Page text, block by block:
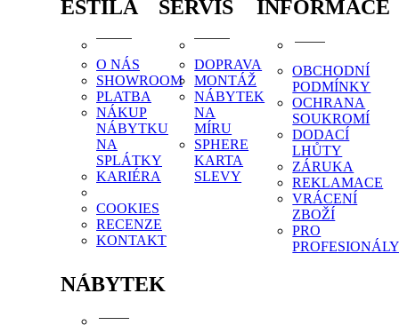
ESTILA
O NÁS
SHOWROOM
PLATBA
NÁKUP
NÁBYTKU
NA
SPLÁTKY
KARIÉRA
COOKIES
RECENZE
KONTAKT
SERVIS
DOPRAVA
MONTÁŽ
NÁBYTEK
NA
MÍRU
SPHERE
KARTA
SLEVY
INFORMACE
OBCHODNÍ
PODMÍNKY
OCHRANA
SOUKROMÍ
DODACÍ
LHŮTY
ZÁRUKA
REKLAMACE
VRÁCENÍ
ZBOŽÍ
PRO
NÁBYTEK